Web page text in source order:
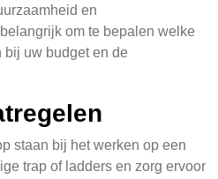
en
om te bepalen welke
bij uw budget en de
staan bij het werken op een
trap of ladders en zorg ervoor